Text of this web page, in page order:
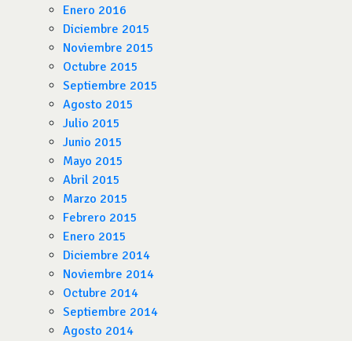
Enero 2016
Diciembre 2015
Noviembre 2015
Octubre 2015
Septiembre 2015
Agosto 2015
Julio 2015
Junio 2015
Mayo 2015
Abril 2015
Marzo 2015
Febrero 2015
Enero 2015
Diciembre 2014
Noviembre 2014
Octubre 2014
Septiembre 2014
Agosto 2014